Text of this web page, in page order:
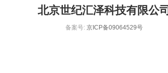
北京世纪汇泽科技有限公司
备案号: 京ICP备09064529号